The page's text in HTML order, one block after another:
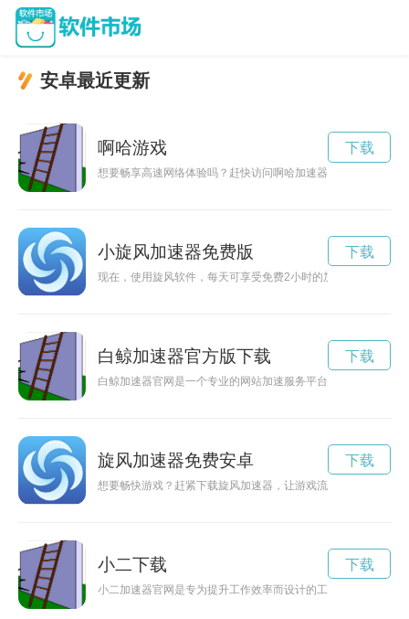
安卓最近更新
啊哈游戏
想要畅享高速网络体验吗？赶快访问啊哈加速器下载官网，下
下载
小旋风加速器免费版
现在，使用旋风软件，每天可享受免费2小时的加速服务，让你
下载
白鲸加速器官方版下载
白鲸加速器官网是一个专业的网站加速服务平台，提供高效的
下载
旋风加速器免费安卓
想要畅快游戏？赶紧下载旋风加速器，让游戏流畅不卡顿！
下载
小二下载
小二加速器官网是专为提升工作效率而设计的工具，通过其独
下载